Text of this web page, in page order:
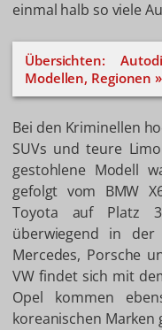
einmal halb so viele
Übersichten:
Modellen, Regionen »
Bei den Kriminellen
SUVs und teure
gestohlene Modell
gefolgt vom BMW
Toyota auf Platz
überwiegend in der
Mercedes, Porsche
VW findet sich mit
Opel kommen
koreanischen Marken